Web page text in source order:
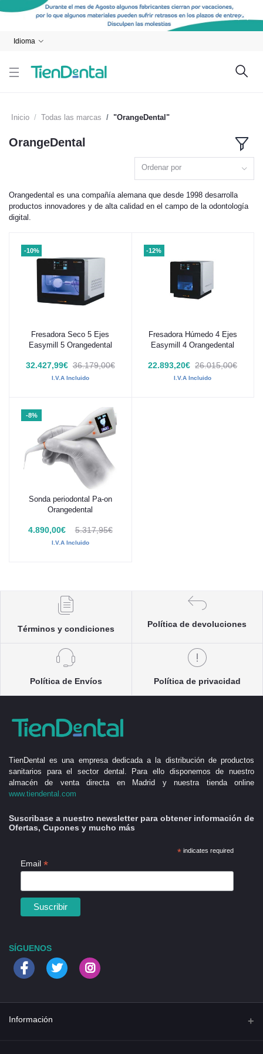
Idioma
Inicio Todas las marcas "OrangeDental"
OrangeDental
Ordenar por
Orangedental es una compañía alemana que desde 1998 desarrolla
productos innovadores y de alta calidad en el campo de la odontología
digital.
-10%
Añadir al carrito
Fresadora Seco 5 Ejes
Easymill 5 Orangedental
32.427,99€ 36.179,00€
I.V.A Incluido
-12%
Añadir al carrito
Fresadora Húmedo 4 Ejes
Easymill 4 Orangedental
22.893,20€ 26.015,00€
I.V.A Incluido
-8%
Añadir al carrito
Sonda periodontal Pa-on
Orangedental
4.890,00€ 5.317,95€
I.V.A Incluido
Términos y condiciones
Política de devoluciones
Política de Envíos Política de privacidad
TienDental es una empresa dedicada a la distribución de productos
sanitarios para el sector dental. Para ello disponemos de nuestro
almacén de venta directa en Madrid y nuestra tienda online
www.tiendental.com
Suscribase a nuestro newsletter para obtener información de
Ofertas, Cupones y mucho más
*indicates required
Email *
SÍGUENOS
Información